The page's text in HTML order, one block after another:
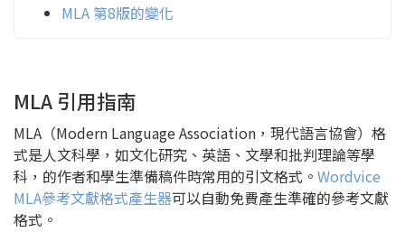
MLA 第8版的變化
MLA 引用指南
MLA（Modern Language Association，現代語言協會）格
式是人文科學，如文化研究、英語、文學和批判理論等學
科，的作者和學生準備稿件時常用的引文格式。 Wordvice
MLA參考文獻格式產生器可以自動免費產生準確的參考文獻
格式。